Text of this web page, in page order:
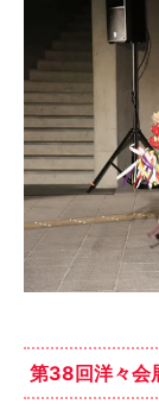
第38回洋々会